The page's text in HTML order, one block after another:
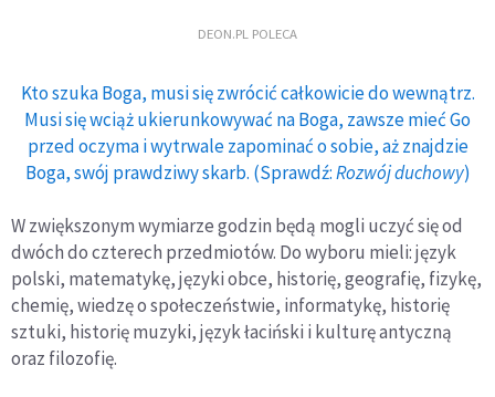
DEON.PL POLECA
Kto szuka Boga, musi się zwrócić całkowicie do wewnątrz.
Musi się wciąż ukierunkowywać na Boga, zawsze mieć Go
przed oczyma i wytrwale zapominać o sobie, aż znajdzie
Boga, swój prawdziwy skarb. (Sprawdź:Rozwój duchowy)
W zwiększonym wymiarze godzin będą mogli uczyć się od
dwóch do czterech przedmiotów. Do wyboru mieli: język
polski, matematykę, języki obce, historię, geografię, fizykę,
chemię, wiedzę o społeczeństwie, informatykę, historię
sztuki, historię muzyki, język łaciński i kulturę antyczną
oraz filozofię.